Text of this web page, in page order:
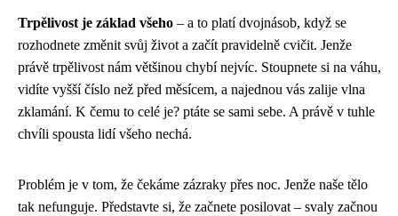
Trpělivost je základ všeho – a to platí dvojnásob, když se
rozhodnete změnit svůj život a začít pravidelně cvičit. Jenže
právě trpělivost nám většinou chybí nejvíc. Stoupnete si na váhu,
vidíte vyšší číslo než před měsícem, a najednou vás zalije vlna
zklamání. K čemu to celé je? ptáte se sami sebe. A právě v tuhle
chvíli spousta lidí všeho nechá.
Problém je v tom, že čekáme zázraky přes noc. Jenže naše tělo
tak nefunguje. Představte si, že začnete posilovat – svaly začnou